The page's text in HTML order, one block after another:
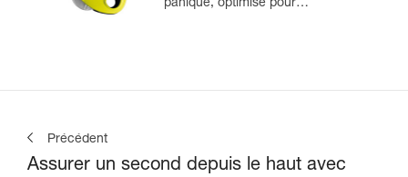
panique, optimisé pour
Précédent
Assurer un second depuis le haut avec